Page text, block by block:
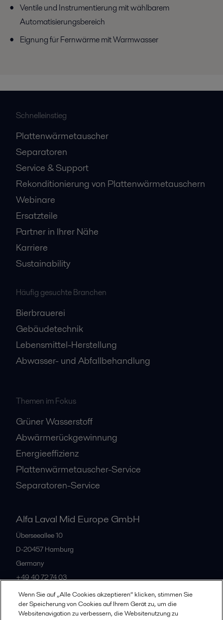
Ventile und Instrumentierung mit wählbarem
Automatisierungsbereich
Eignung für Fernwärme mit Warmwasser
Schnelleinstieg
Plattenwärmetauscher
Separatoren
Service & Support
Rekonditionierung von Plattenwärmetauschern
Webinare
Ersatzteile
Partner in Ihrer Nähe
Karriere
Sustainability
Häufig gesuchte Branchen
Bierbrauerei
Gebäudetechnik
Lebensmittel-Herstellung
Abwasser- und Abfallbehandlung
Themen im Fokus
Grüner Wasserstoff
Abwärmerückgewinnung
Energieeffizienz
Plattenwärmetauscher-Service
Separatoren-Service
Alfa Laval Mid Europe GmbH
Überseeallee 10
D-20457 Hamburg
Germany
+49 40 72 74 03
Alle Büros
Wenn Sie auf „Alle Cookies akzeptieren“ klicken, stimmen Sie
der Speicherung von Cookies auf Ihrem Gerät zu, um die
Websitenavigation zu verbessern, die Websitenutzung zu